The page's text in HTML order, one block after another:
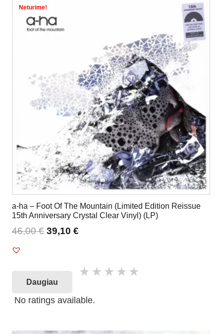
Neturime!
a-ha – Foot Of The Mountain (Limited Edition Reissue
15th Anniversary Crystal Clear Vinyl) (LP)
46,00€ 39,10 €
Daugiau
No ratings available.